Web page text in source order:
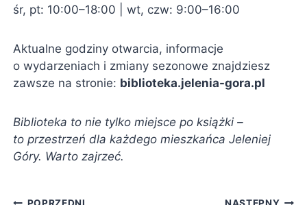
śr, pt: 10:00–18:00 | wt, czw: 9:00–16:00
Aktualne godziny otwarcia, informacje
o wydarzeniach i zmiany sezonowe znajdziesz
zawsze na stronie: biblioteka.jelenia-gora.pl
Biblioteka to nie tylko miejsce po książki –
to przestrzeń dla każdego mieszkańca Jeleniej
Góry. Warto zajrzeć.